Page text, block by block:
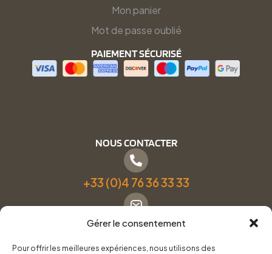
Gérer le consentement
Pour offrir les meilleures expériences, nous utilisons des
Mon panier
Mot de passe oublié
PAIEMENT SÉCURISÉ
NOUS CONTACTER
+33 (0)4 76 36 33 33
Formulaire de contact